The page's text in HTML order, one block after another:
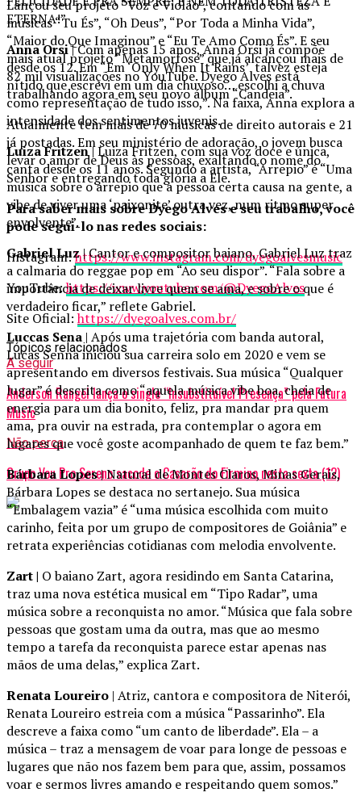
Lançou seu projeto “Voz e Violão”, contando com as
músicas “Tu És”, “Oh Deus”, “Por Toda a Minha Vida”,
“Maior do Que Imaginou” e “Eu Te Amo Como És”. E seu
mais atual projeto “Metamorfose” que já alcançou mais de
82 mil visualizações no YouTube. Dyego Alves está
trabalhando agora em seu novo álbum “Candeia”.
Atualmente tem mais de 70 músicas de direito autorais e 21
já postadas. Em seu ministério de adoração, o jovem busca
levar o amor de Deus às pessoas, exaltando o nome do
Senhor e entregando toda glória a Ele.
Para saber mais sobre Dyego Alves e seu trabalho, você
pode segui-lo nas redes sociais:
Instagram:https://www.instagram.com/dyegoalvesmusic
YouTube:https://www.youtube.com/@DyegoAlves
Site Oficial:https://dyegoalves.com.br/
Tópicos relacionados
A seguir
Anderson Rangel lança o single “Insubstituível Presença” pela Futura
Music
Não perca
Grupo Vou Pro Sereno sacode o Casarão do Firmino nesta sexta (12)
ETERNA!”
Anna Orsi| Com apenas 15 anos, Anna Orsi já compõe
desde os 12. Em “Em ‘Only When It Rains’ talvez esteja
nítido que escrevi em um dia chuvoso… escolhi a chuva
como representação de tudo isso,”. Na faixa, Anna explora a
intensidade dos sentimentos juvenis.
Luiza Fritzen| Luiza Fritzen, com sua voz doce e única,
canta desde os 11 anos. Segundo a artista, “Arrepio” é “Uma
música sobre o arrepio que a pessoa certa causa na gente, a
vibe de viver uma ‘paixonite’ outra vez, num ritmo super
envolvente”.
Gabriel Luz| Cantor e compositor baiano, Gabriel Luz traz
a calmaria do reggae pop em “Ao seu dispor”. “Fala sobre a
importância de deixar livre quem se ama, e sobre o que é
verdadeiro ficar,” reflete Gabriel.
Luccas Sena | Após uma trajetória com banda autoral,
Lucas Senna iniciou sua carreira solo em 2020 e vem se
apresentando em diversos festivais. Sua música “Qualquer
lugar” é descrita como “aquela música vibe boa, cheia de
energia para um dia bonito, feliz, pra mandar pra quem
ama, pra ouvir na estrada, pra contemplar o agora em
lugares que você goste acompanhado de quem te faz bem.”
Bárbara Lopes| Natural de Montes Claros, Minas Gerais,
Bárbara Lopes se destaca no sertanejo. Sua música
“Embalagem vazia” é “uma música escolhida com muito
carinho, feita por um grupo de compositores de Goiânia” e
retrata experiências cotidianas com melodia envolvente.
Zart | O baiano Zart, agora residindo em Santa Catarina,
traz uma nova estética musical em “Tipo Radar”, uma
música sobre a reconquista no amor. “Música que fala sobre
pessoas que gostam uma da outra, mas que ao mesmo
tempo a tarefa da reconquista parece estar apenas nas
mãos de uma delas,” explica Zart.
Renata Loureiro | Atriz, cantora e compositora de Niterói,
Renata Loureiro estreia com a música “Passarinho”. Ela
descreve a faixa como “um canto de liberdade”. Ela – a
música – traz a mensagem de voar para longe de pessoas e
lugares que não nos fazem bem para que, assim, possamos
voar e sermos livres amando e respeitando quem somos.”